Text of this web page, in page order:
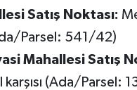
Satış Noktası:
Parsel: 541/42)
Mahallesi Satış
karşısı (Ada/Parsel: